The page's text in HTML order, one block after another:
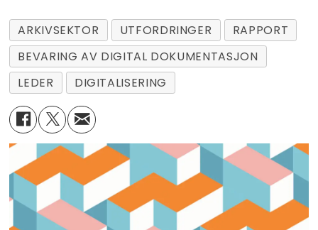
Utfordring 2
Formuler - og send inn - dine
meninger om hva som bør bevares,
hvordan osv. til post@aksess-
tidsskrift.no
Utfordring 3
Og om det er en illustratør i deg;
ARKIVSEKTOR UTFORDRINGER
RAPPORT
BEVARING AV DIGITAL DOKUMENTASJON
LEDER
DIGITALISERING